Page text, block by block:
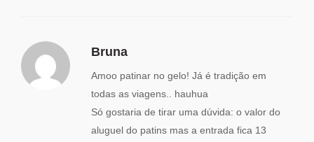
Bruna
Amoo patinar no gelo! Já é tradição em
todas as viagens.. hauhua
Só gostaria de tirar uma dúvida: o valor do
aluguel do patins mas a entrada fica 13